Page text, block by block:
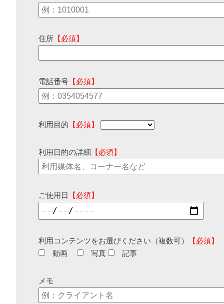
住所 【必須】
電話番号 【必須】
利用目的 【必須】
利用目的の詳細 【必須】
ご使用日 【必須】
利用コンテンツをお選びください（複数可）
【必須】
動画
写真 記事
メモ